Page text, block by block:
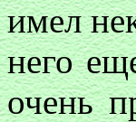
имел
него
очень